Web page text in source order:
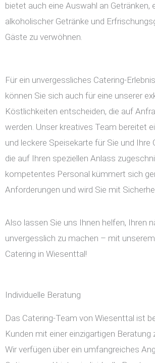
bietet auch eine Auswahl an Getränken,
alkoholischer Getränke und
Gäste zu verwöhnen.
Für ein unvergessliches Catering-
können Sie sich auch für eine unserer
Köstlichkeiten entscheiden, die auf
werden. Unser kreatives Team bereitet
und leckere Speisekarte für Sie und Ihre
die auf Ihren speziellen Anlass
kompetentes Personal kümmert sich
Anforderungen und wird Sie mit
Also lassen Sie uns Ihnen helfen, Ihren
unvergesslich zu machen – mit
Catering in Wiesenttal!
Individuelle Beratung
Das Catering-Team von Wiesenttal ist
Kunden mit einer einzigartigen Beratung
Wir verfügen über ein umfangreiches